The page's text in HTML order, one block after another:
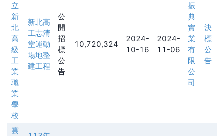
立
新
北
高
級
工
業
職
業
學
校
新北高
工志清
堂運動
場地整
建工程
公
開
招
標
公
告
10,720,324
2024-
10-16
2024-
11-06
振
典
實
業
有
限
公
司
決
標
公
告
雲